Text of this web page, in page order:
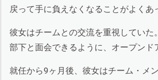
戻って手に負えなくなることがよくあ
彼女はチームとの交流を重視してい
部下と面会できるように、オープンド
就任から9ヶ月後、彼女はチーム・メ